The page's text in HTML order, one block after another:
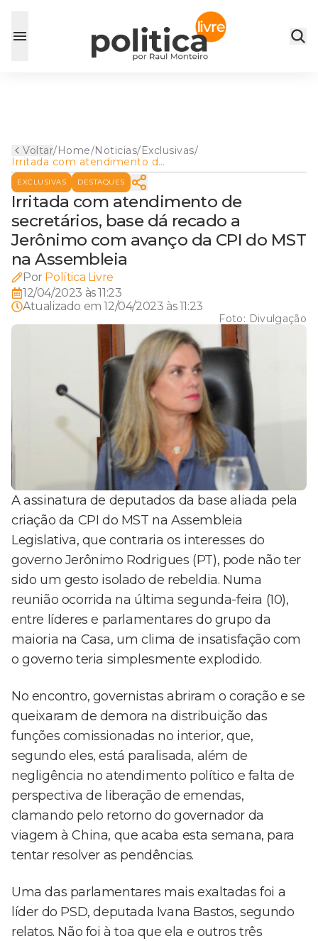
Voltar/Home/Noticias/Exclusivas/
Irritada com atendimento de
secretários, base dá recado a
Jerônimo com avanço da CPI
do MST na Assembleia
EXCLUSIVAS DESTAQUES
Irritada com atendimento de
secretários, base dá recado a
Jerônimo com avanço da CPI do MST
na Assembleia
Por Política Livre
12/04/2023 às 11:23
Atualizado em12/04/2023 às 11:23
Foto: Divulgação
A assinatura de deputados da base aliada pela
criação da CPI do MST na Assembleia
Legislativa, que contraria os interesses do
governo Jerônimo Rodrigues (PT), pode não ter
sido um gesto isolado de rebeldia. Numa
reunião ocorrida na última segunda-feira (10),
entre líderes e parlamentares do grupo da
maioria na Casa, um clima de insatisfação com
o governo teria simplesmente explodido.
No encontro, governistas abriram o coração e se
queixaram de demora na distribuição das
funções comissionadas no interior, que,
segundo eles, está paralisada, além de
negligência no atendimento político e falta de
perspectiva de liberação de emendas,
clamando pelo retorno do governador da
viagem à China, que acaba esta semana, para
tentar resolver as pendências.
Uma das parlamentares mais exaltadas foi a
líder do PSD, deputada Ivana Bastos, segundo
relatos. Não foi à toa que ela e outros três